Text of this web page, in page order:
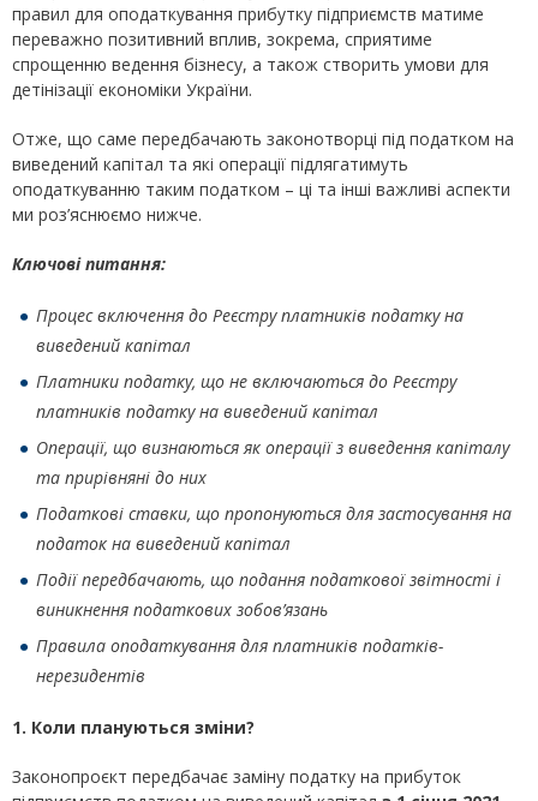
правил для оподаткування прибутку підприємств матиме
переважно позитивний вплив, зокрема, сприятиме
спрощенню ведення бізнесу, а також створить умови для
детінізації економіки України.
Отже, що саме передбачають законотворці під податком на
виведений капітал та які операції підлягатимуть
оподаткуванню таким податком – ці та інші важливі аспекти
ми роз’яснюємо нижче.
Ключові питання:
Процес включення до Реєстру платників податку на
виведений капітал
Платники податку, що не включаються до Реєстру
платників податку на виведений капітал
Операції, що визнаються як операції з виведення капіталу
та прирівняні до них
Податкові ставки, що пропонуються для застосування на
податок на виведений капітал
Події передбачають, що подання податкової звітності і
виникнення податкових зобов’язань
Правила оподаткування для платників податків-
нерезидентів
1. Коли плануються зміни?
Законопроєкт передбачає заміну податку на прибуток